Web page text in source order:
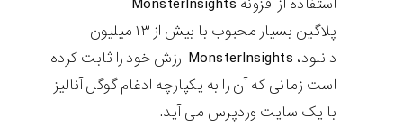
پلاگین بسیار محبوب با بیش از ۱۳ میلیون
دانلود، MonsterInsights ارزش خود را ثابت کرده
است زمانی که آن را به یکپارچه ادغام گوگل آنالیز
با یک سایت وردپرس می آید.